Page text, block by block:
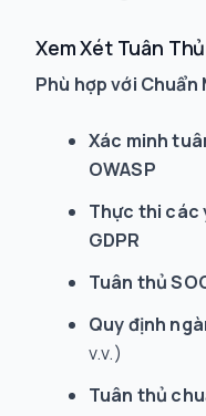
Xem Xét Tuân
Phù hợp với Chuẩn
Xác minh
OWASP
Thực thi các
GDPR
Tuân thủ
Quy định
v.v.)
Tuân thủ